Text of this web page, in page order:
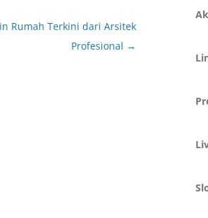
Rumah Terkini dari Arsitek
Profesional →